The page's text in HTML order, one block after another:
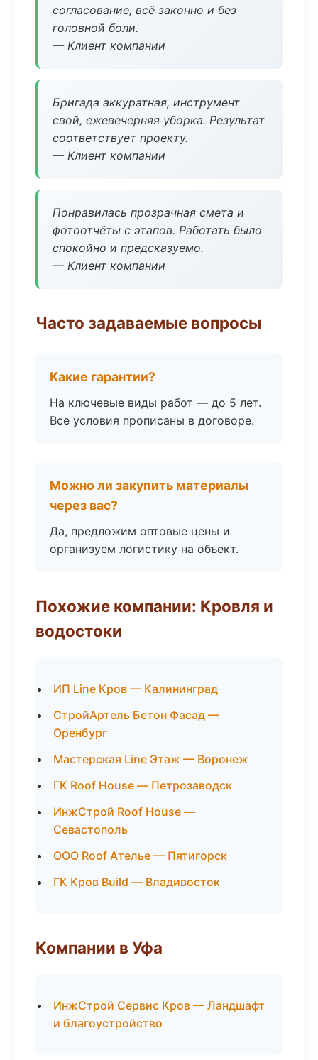
согласование, всё законно и без
головной боли.
— Клиент компании
Бригада аккуратная, инструмент
свой, ежевечерняя уборка. Результат
соответствует проекту.
— Клиент компании
Понравилась прозрачная смета и
фотоотчёты с этапов. Работать было
спокойно и предсказуемо.
— Клиент компании
Часто задаваемые вопросы
Какие гарантии?
На ключевые виды работ — до 5 лет.
Все условия прописаны в договоре.
Можно ли закупить материалы
через вас?
Да, предложим оптовые цены и
организуем логистику на объект.
Похожие компании: Кровля и
водостоки
ИП Line Кров — Калининград
СтройАртель Бетон Фасад —
Оренбург
Мастерская Line Этаж — Воронеж
ГК Roof House — Петрозаводск
ИнжСтрой Roof House —
Севастополь
ООО Roof Ателье — Пятигорск
ГК Кров Build — Владивосток
Компании в Уфа
ИнжСтрой Сервис Кров — Ландшафт
и благоустройство